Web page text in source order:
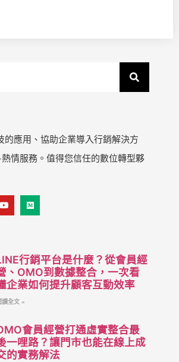
的應用、協助企業導入行銷解決方
情服務。值得您信任的數位轉型夥
行銷平台是什麼？從會員經
、OMO到數據整合，一次看
企業如何提升顧客互動效率
讀全文 »
會員經營打通虛實整合最
一哩路？讓門市也能在線上成
的實務解法